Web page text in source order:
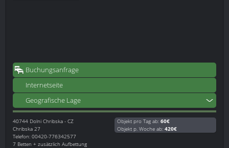
Buchungsanfrage
Internetseite
Geografische Lage
40744 Dolni Chribska - CZ
Chribska 27
Telefon: 00420-776342577
7 Betten + zusätzlich Aufbettung
Objekt pro Tag ab: 60€
Objekt p. Woche ab: 420€